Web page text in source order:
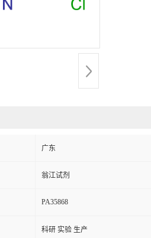
广东
翁江试剂
PA35868
科研 实验 生产